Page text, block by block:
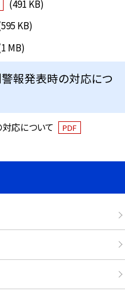
(491 KB)
KB)
MB)
報発表時の対応につ
応について PDF